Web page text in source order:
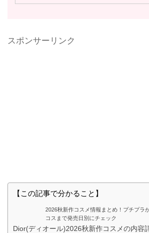
スポンサーリンク
【この記事で分かること】
2026秋新作コスメ情報まとめ！プチプラ
コスまで発売日別にチェック
Dior(ディオール)2026秋新作コスメの内容